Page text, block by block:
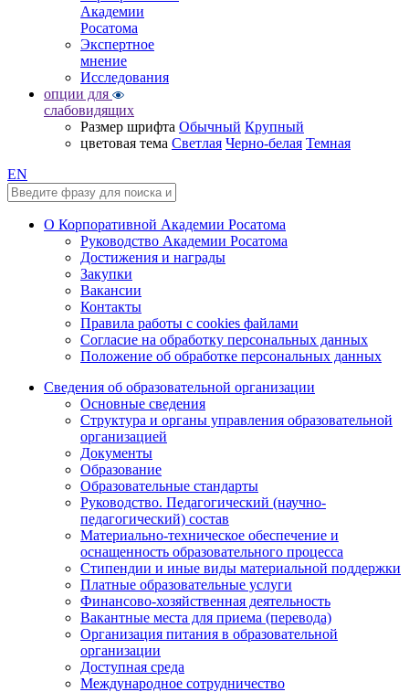
Академии
Росатома
Экспертное
мнение
Исследования
опции для
слабовидящих
Размер шрифта Обычный Крупный
цветовая тема Светлая Черно-белая Темная
EN
О Корпоративной Академии Росатома
Руководство Академии Росатома
Достижения и награды
Закупки
Вакансии
Контакты
Правила работы с cookies файлами
Согласие на обработку персональных данных
Положение об обработке персональных данных
Сведения об образовательной организации
Основные сведения
Структура и органы управления образовательной
организацией
Документы
Образование
Образовательные стандарты
Руководство. Педагогический (научно-
педагогический) состав
Материально-техническое обеспечение и
оснащенность образовательного процесса
Стипендии и иные виды материальной поддержки
Платные образовательные услуги
Финансово-хозяйственная деятельность
Вакантные места для приема (перевода)
Организация питания в образовательной
организации
Доступная среда
Международное сотрудничество